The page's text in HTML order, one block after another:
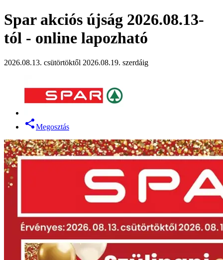
Spar akciós újság 2026.08.13-
tól - online lapozható
2026.08.13. csütörtöktől 2026.08.19. szerdáig
Megosztás